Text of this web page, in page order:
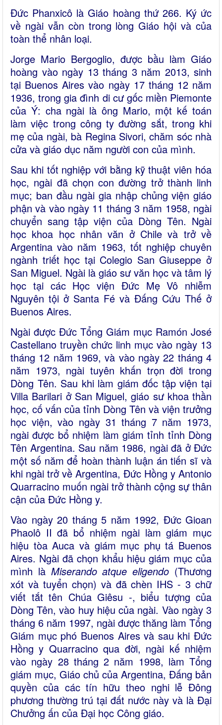
Đức Phanxicô là Giáo hoàng thứ 266. Ký ức
về ngài vẫn còn trong lòng Giáo hội và của
toàn thể nhân loại.
Jorge Mario Bergoglio, được bầu làm Giáo
hoàng vào ngày 13 tháng 3 năm 2013, sinh
tại Buenos Aires vào ngày 17 tháng 12 năm
1936, trong gia đình di cư gốc miền Piemonte
của Ý: cha ngài là ông Mario, một kế toán
làm việc trong công ty đường sắt, trong khi
mẹ của ngài, bà Regina Sivori, chăm sóc nhà
cửa và giáo dục năm người con của mình.
Sau khi tốt nghiệp với bằng kỹ thuật viên hóa
học, ngài đã chọn con đường trở thành linh
mục; ban đầu ngài gia nhập chủng viện giáo
phận và vào ngày 11 tháng 3 năm 1958, ngài
chuyển sang tập viện của Dòng Tên. Ngài
học khoa học nhân văn ở Chile và trở về
Argentina vào năm 1963, tốt nghiệp chuyên
ngành triết học tại Colegio San Giuseppe ở
San Miguel. Ngài là giáo sư văn học và tâm lý
học tại các Học viện Đức Mẹ Vô nhiễm
Nguyên tội ở Santa Fé và Đấng Cứu Thế ở
Buenos Aires.
Ngài được Đức Tổng Giám mục Ramón José
Castellano truyền chức linh mục vào ngày 13
tháng 12 năm 1969, và vào ngày 22 tháng 4
năm 1973, ngài tuyên khấn trọn đời trong
Dòng Tên. Sau khi làm giám đốc tập viện tại
Villa Barilari ở San Miguel, giáo sư khoa thần
học, cố vấn của tỉnh Dòng Tên và viện trưởng
học viện, vào ngày 31 tháng 7 năm 1973,
ngài được bổ nhiệm làm giám tỉnh tỉnh Dòng
Tên Argentina. Sau năm 1986, ngài đã ở Đức
một số năm để hoàn thành luận án tiến sĩ và
khi ngài trở về Argentina, Đức Hồng y Antonio
Quarracino muốn ngài trở thành cộng sự thân
cận của Đức Hồng y.
Vào ngày 20 tháng 5 năm 1992, Đức Gioan
Phaolô II đã bổ nhiệm ngài làm giám mục
hiệu tòa Auca và giám mục phụ tá Buenos
Aires. Ngài đã chọn khẩu hiệu giám mục của
mình là Miserando atque eligendo (Thương
xót và tuyển chọn) và đã chèn IHS - 3 chữ
viết tắt tên Chúa Giêsu -, biểu tượng của
Dòng Tên, vào huy hiệu của ngài. Vào ngày 3
tháng 6 năm 1997, ngài được thăng làm Tổng
Giám mục phó Buenos Aires và sau khi Đức
Hồng y Quarracino qua đời, ngài kế nhiệm
vào ngày 28 tháng 2 năm 1998, làm Tổng
giám mục, Giáo chủ của Argentina, Đấng bản
quyền của các tín hữu theo nghi lễ Đông
phương thường trú tại đất nước này và là Đại
Chưởng ấn của Đại học Công giáo.